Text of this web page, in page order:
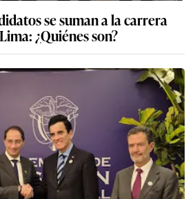
se suman a la carrera
¿Quiénes son?